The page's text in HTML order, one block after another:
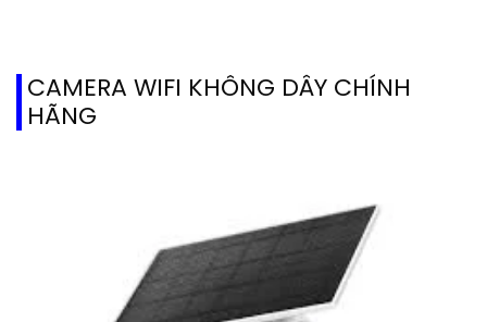
CAMERA WIFI KHÔNG DÂY CHÍNH
HÃNG